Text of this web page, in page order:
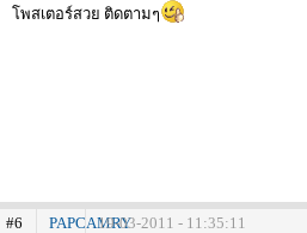
โพสเตอร์สวย ติดตามๆ
#6 PAPCAMRY19-03-2011 - 11:35:11